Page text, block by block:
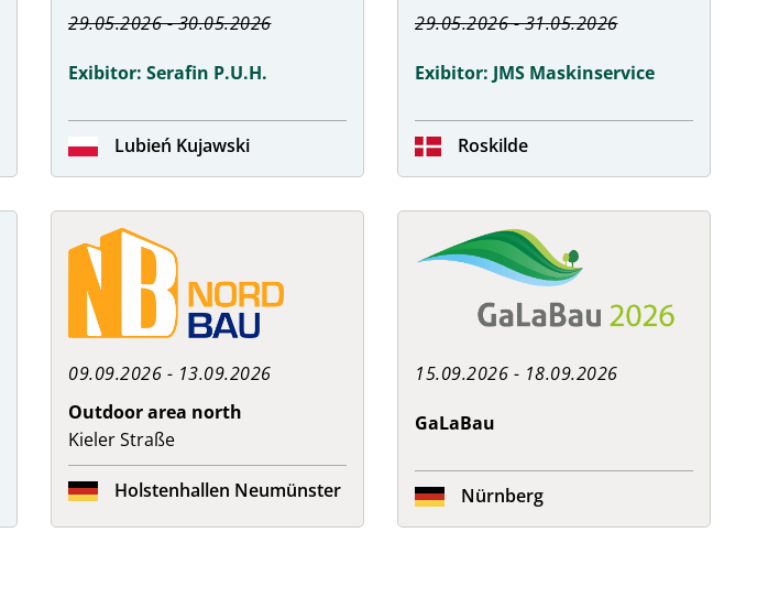
29.05.2026 - 30.05.2026
Exibitor: Serafin P.U.H.
Lubień Kujawski
29.05.2026 - 31.05.2026
Exibitor: JMS Maskinservice
Roskilde
09.09.2026 - 13.09.2026
Outdoor area north
Kieler Straße
Holstenhallen Neumünster
15.09.2026 - 18.09.2026
GaLaBau
Nürnberg